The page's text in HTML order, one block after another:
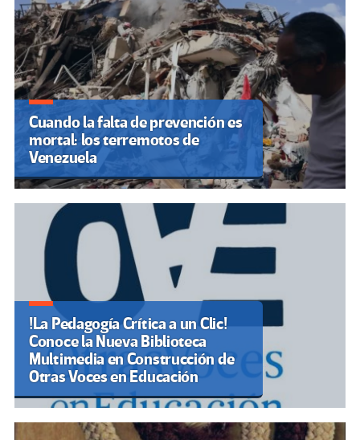
Cuando la falta de prevención es
mortal: los terremotos de
Venezuela
!La Pedagogía Crítica a un Clic!
Conoce la Nueva Biblioteca
Multimedia en Construcción de
Otras Voces en Educación